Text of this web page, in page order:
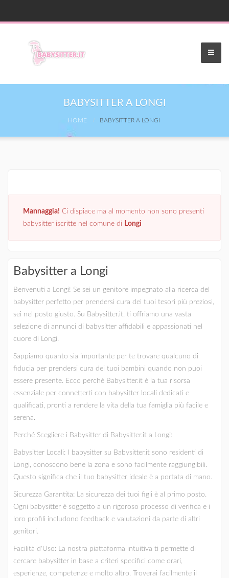
BABYSITTER A LONGI
HOME BABYSITTER A LONGI
Mannaggia! Ci dispiace ma al momento non sono presenti
babysitter iscritte nel comune di Longi
Babysitter a Longi
Benvenuti a Longi! Se sei un genitore impegnato alla ricerca del
babysitter perfetto per prendersi cura dei tuoi tesori più preziosi,
sei nel posto giusto. Su Babysitter.it, ti offriamo una vasta
selezione di annunci di babysitter affidabili e appassionati nel
cuore di Longi.
Sappiamo quanto sia importante per te trovare qualcuno di
fiducia per prendersi cura dei tuoi bambini quando non puoi
essere presente. Ecco perché Babysitter.it è la tua risorsa
essenziale per connetterti con babysitter locali dedicati e
qualificati, pronti a rendere la vita della tua famiglia più facile e
serena.
Perché Scegliere i Babysitter di Babysitter.it a Longi:
Babysitter Locali: I babysitter su Babysitter.it sono residenti di
Longi, conoscono bene la zona e sono facilmente raggiungibili.
Questo significa che il tuo babysitter ideale è a portata di mano.
Sicurezza Garantita: La sicurezza dei tuoi figli è al primo posto.
Ogni babysitter è soggetto a un rigoroso processo di verifica e i
loro profili includono feedback e valutazioni da parte di altri
genitori.
Facilità d'Uso: La nostra piattaforma intuitiva ti permette di
cercare babysitter in base a criteri specifici come orari,
esperienze, competenze e molto altro. Troverai facilmente il